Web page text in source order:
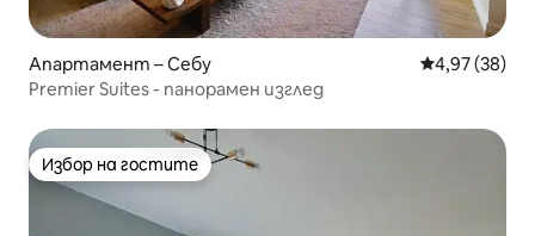
Апартамент – Себу Средна
4,97 (38)
Premier Suites - панорамен изглед
Избор на гостите
Избор на гостите